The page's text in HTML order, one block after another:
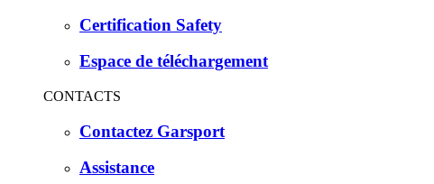
Certification Safety
Espace de téléchargement
CONTACTS
Contactez Garsport
Assistance